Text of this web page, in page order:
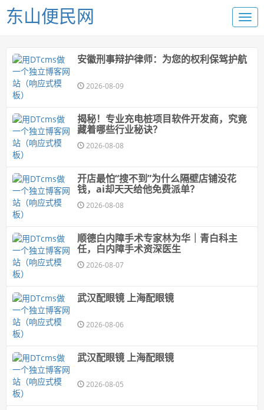
东山便民网
安徽刑事辩护律师：为您的权利保驾护航
2026-08-09
揭秘！专业充电桩项目软件开发商，究竟
藏着哪些行业秘诀？
2026-08-08
开店最怕“搜不到”为什么隔壁店铺没花
钱，ai却天天给他免费派单？
2026-08-08
顺德白内障手术专家林为华｜青白科主
任，白内障手术资深医生
2026-08-07
武汉配眼镜 上海配眼镜
2026-08-06
武汉配眼镜 上海配眼镜
2026-08-05